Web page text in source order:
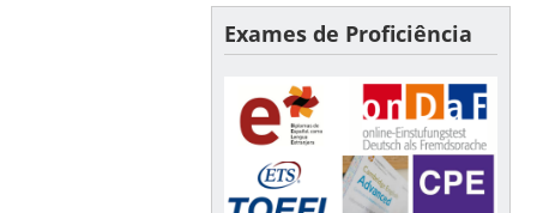
Exames de Proficiência